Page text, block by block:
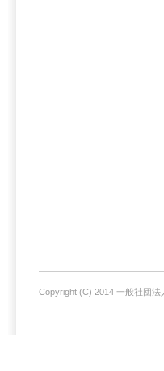
Copyright (C) 2014 一般社団法